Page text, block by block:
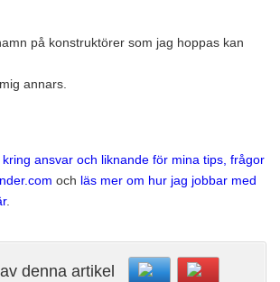
på konstruktörer som jag hoppas kan
annars.
ansvar och liknande för mina tips, frågor
och läs mer om hur jag jobbar med
.
denna artikel